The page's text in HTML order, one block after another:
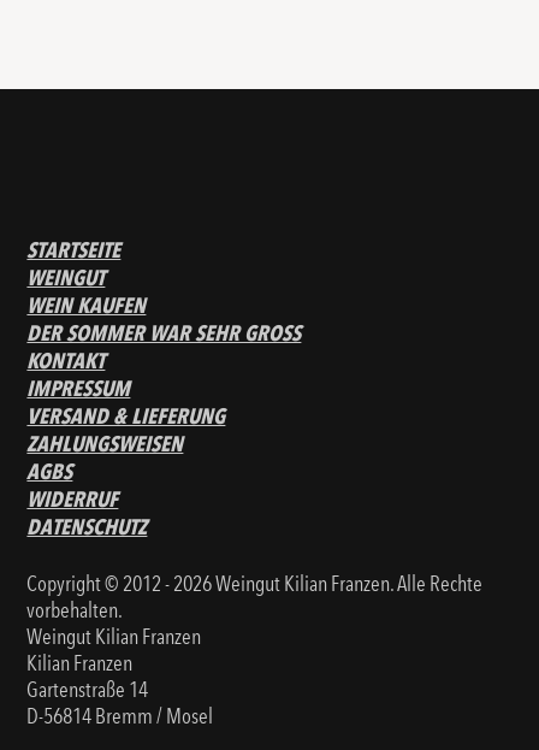
STARTSEITE
WEINGUT
WEIN KAUFEN
DER SOMMER WAR SEHR GROSS
KONTAKT
IMPRESSUM
VERSAND & LIEFERUNG
ZAHLUNGSWEISEN
AGBS
WIDERRUF
DATENSCHUTZ
Copyright © 2012 - 2026 Weingut Kilian Franzen. Alle Rechte
vorbehalten.
Weingut Kilian Franzen
Kilian Franzen
Gartenstraße 14
D-56814 Bremm / Mosel